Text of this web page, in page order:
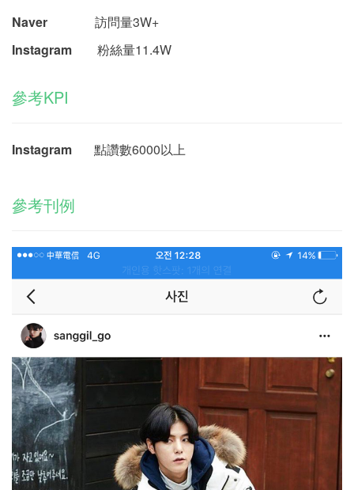
Naver 訪問量3W+
Instagram 粉絲量11.4W
參考KPI
Instagram 點讚數6000以上
參考刊例